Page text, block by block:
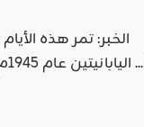
الخبر: تمر هذه
اليابانيتين عام 1945م. التعليق: لطالما اتهم الغرب الإسلام بـ(الإرهاب) وسفك الدماء... إلا ...